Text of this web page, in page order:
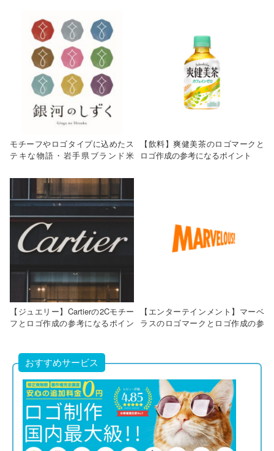
モチーフやロゴタイプに込めたス
テキな物語・岩手県ブランド米
【飲料】爽健美茶のロゴマークと
ロゴ作成の参考になるポイント
【ジュエリー】Cartierの2Cモチー
フとロゴ作成の参考になるポイン
【エンターテインメント】マーベ
ラスのロゴマークとロゴ作成の参
おすすめサービス